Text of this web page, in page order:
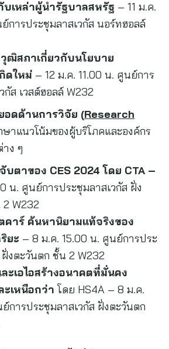
บเหล่าผู้นำรัฐบาลสหรัฐ – 11 ม.ค.
การประชุมลาสเวกัส นอร์ทฮอลล์
ฒิสภาเกี่ยวกับนโยบาย
ดใหม่ – 12 ม.ค. 11.00 น. ศูนย์การ
กัส เวสต์ฮอลล์ W232
อดด้านการวิจัย (Research
าแนวโน้มของผู้บริโภคและองค์กร
ง ๆ
บตาของ CES 2024 โดย CTA –
น. ศูนย์การประชุมลาสเวกัส ฝั่ง
W232
คาร์ ค้นหานิยามแท้จริงของ
ยะ – 8 ม.ค. 15.00 น. ศูนย์การประ
ฝั่งตะวันตก ชั้น 2 W232
ละเอไอสร้างอนาคตที่มั่นคง
เหนือกว่า โดย HS4A – 8 ม.ค.
การประชุมลาสเวกัส ฝั่งตะวันตก